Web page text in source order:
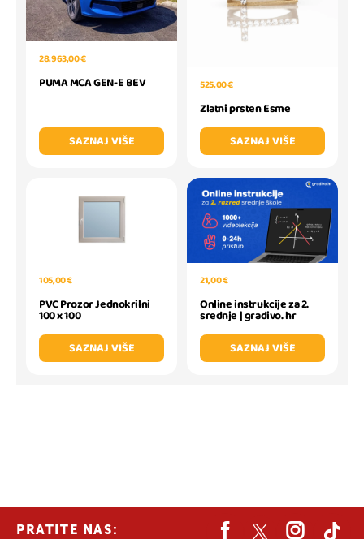
28.963,00 €
PUMA MCA GEN-E BEV
SAZNAJ VIŠE
525,00 €
Zlatni prsten Esme
SAZNAJ VIŠE
105,00 €
PVC Prozor Jednokrilni
100 x 100
SAZNAJ VIŠE
21,00 €
Online instrukcije za 2.
srednje | gradivo. hr
SAZNAJ VIŠE
PRATITE NAS: